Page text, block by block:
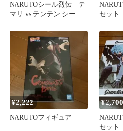
NARUTOシール烈伝 テ
マリ vs テンテン シール
セット
¥2,222
NARUTOフィギュア
¥2,700
セット